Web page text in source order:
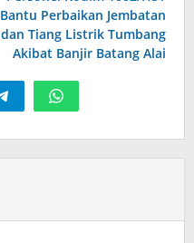
Bantu Perbaikan Jembatan
dan Tiang Listrik Tumbang
Akibat Banjir Batang Alai